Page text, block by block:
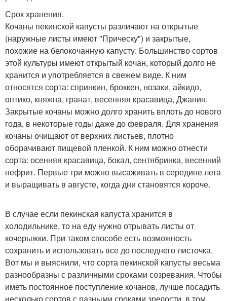
Срок хранения.
Кочаны пекинской капусты различают на открытые
(наружные листы имеют "Прическу") и закрытые,
похожие на белокочанную капусту. Большинство сортов
этой культуры имеют открытый кочан, который долго не
хранится и употребляется в свежем виде. К ним
относятся сорта: спринкин, броккен, нозаки, айкидо,
оптико, княжна, гранат, весенняя красавица, Джанин.
Закрытые кочаны можно долго хранить вплоть до нового
года, в некоторые годы даже до февраля. Для хранения
кочаны очищают от верхних листьев, плотно
оборачивают пищевой пленкой. К ним можно отнести
сорта: осенняя красавица, бокал, сентябринка, весенний
нефрит. Первые три можно высаживать в середине лета
и выращивать в августе, когда дни становятся короче.
В случае если пекинская капуста хранится в
холодильнике, то на еду нужно отрывать листы от
кочерыжки. При таком способе есть возможность
сохранить и использовать все до последнего листочка.
Вот мы и выяснили, что сорта пекинской капусты весьма
разнообразны с различными сроками созревания. Чтобы
иметь постоянное поступление кочанов, лучше посадить